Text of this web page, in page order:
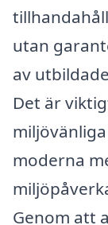
utan
av
Det är
moderna
Genom att